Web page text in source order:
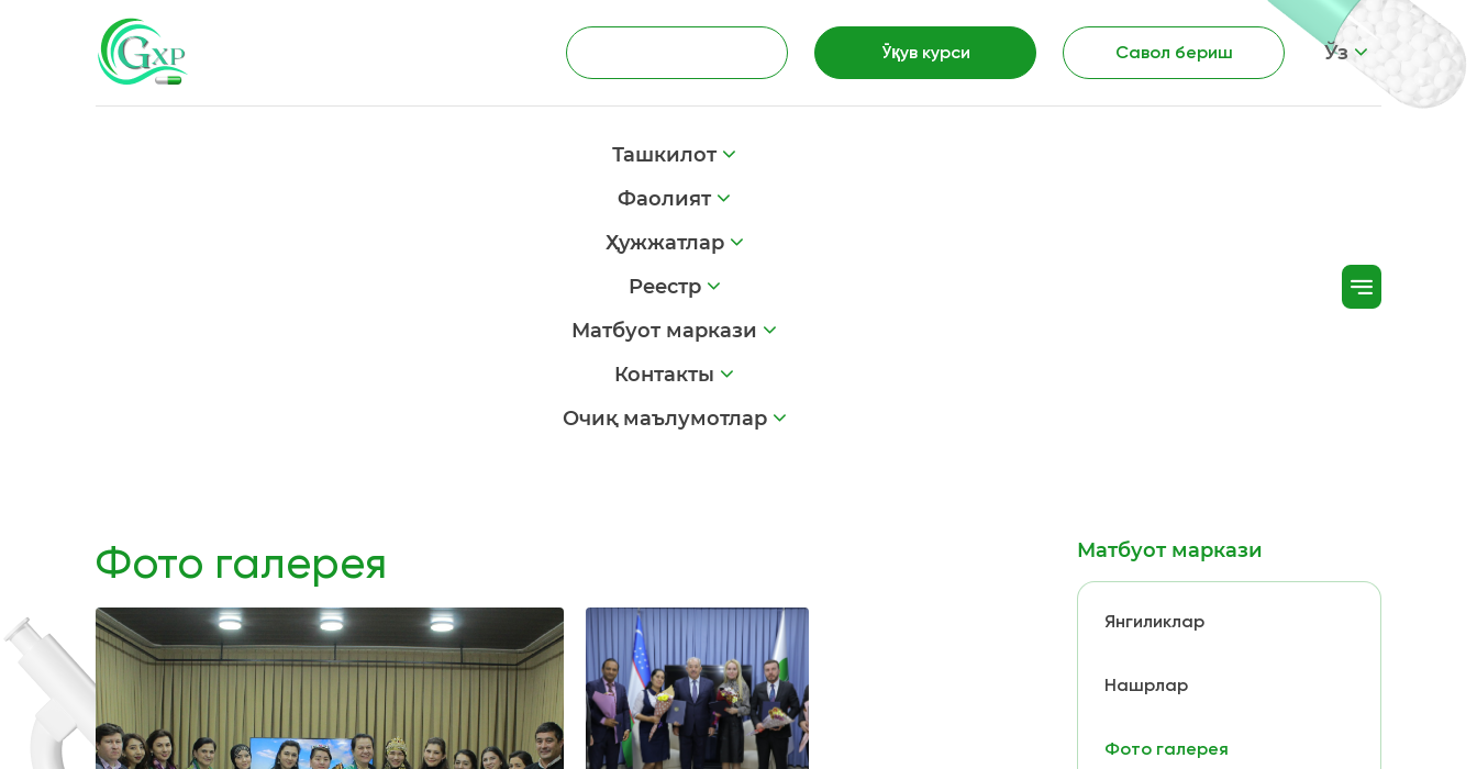
Ўқув курси Савол бериш Ўз
Ташкилот
Фаолият
Ҳужжатлар
Реестр
Матбуот маркази
Контакты
Очиқ маълумотлар
Фото галерея Матбуот маркази
Янгиликлар
Нашрлар
Фото галерея